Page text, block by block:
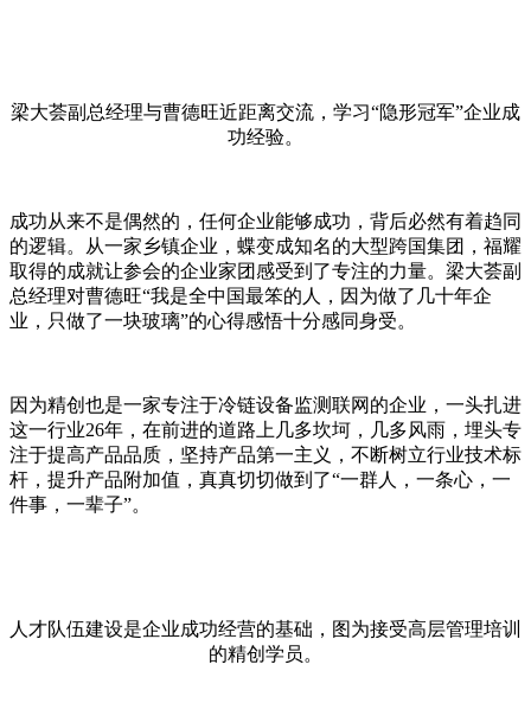
梁大荟副总经理与曹德旺近距离交流，学习“隐形冠军”企业成
功经验。
成功从来不是偶然的，任何企业能够成功，背后必然有着趋同
的逻辑。从一家乡镇企业，蝶变成知名的大型跨国集团，福耀
取得的成就让参会的企业家团感受到了专注的力量。梁大荟副
总经理对曹德旺“我是全中国最笨的人，因为做了几十年企
业，只做了一块玻璃”的心得感悟十分感同身受。
因为精创也是一家专注于冷链设备监测联网的企业，一头扎进
这一行业26年，在前进的道路上几多坎坷，几多风雨，埋头专
注于提高产品品质，坚持产品第一主义，不断树立行业技术标
杆，提升产品附加值，真真切切做到了“一群人，一条心，一
件事，一辈子”。
人才队伍建设是企业成功经营的基础，图为接受高层管理培训
的精创学员。